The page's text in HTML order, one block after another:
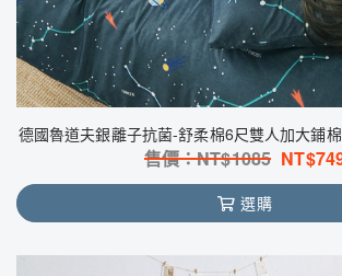
德國魯道夫銀離子抗菌-舒柔棉6尺雙人加大鋪
售價：NT$1085 NT$
選購